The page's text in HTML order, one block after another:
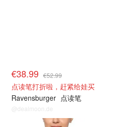
€38.99 €52.99
点读笔打折啦，赶紧给娃买
Ravensburger 点读笔
@dealmoon.de